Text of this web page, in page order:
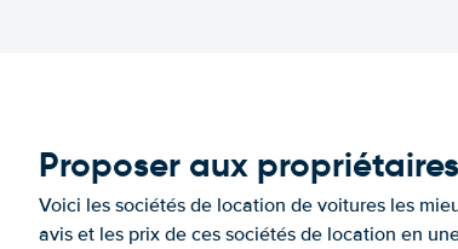
Proposer aux
Voici les sociétés de location de voitures les
avis et les prix de ces sociétés de location en